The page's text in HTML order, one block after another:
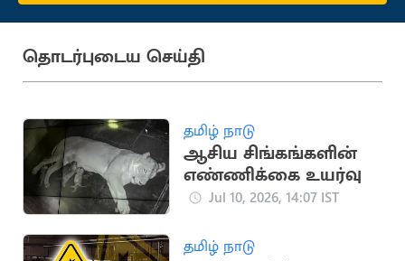
தொடர்புடைய செய்தி
தமிழ் நாடு
ஆசிய சிங்கங்களின்
எண்ணிக்கை உயர்வு
Jul 10, 2026, 14:07 IST
தமிழ் நாடு